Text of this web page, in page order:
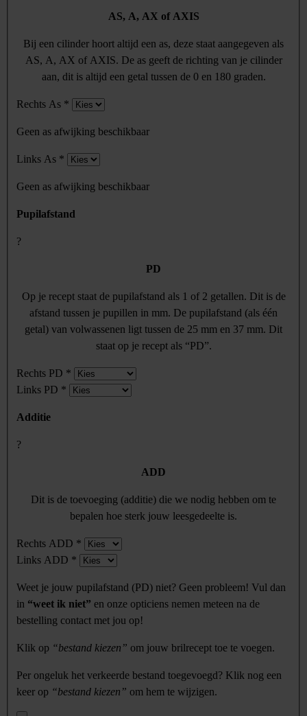
AS, A, AX of AXIS
Bij een cilinder hoort altijd een as, deze staat aangegeven als
AS, A, AX of AXIS. De as geeft de richting van je cilinder
aan, dit is altijd een getal tussen de 0 en 180 graden.
Rechts As *
Geen as afwijking beschikbaar
Links As *
Geen as afwijking beschikbaar
Pupilafstand
?
PD
Op je recept staat de pupilafstand als 1 of 2 getallen. Dit is de
afstand tussen je pupillen in mm. De pupilafstand (als één
getal) van volwassenen ligt tussen de 25 mm en 37 mm. Dit
staat op je recept als “PD”.
Rechts PD *
Links PD *
Additie
?
ADD
Dit is de toevoeging (additie) die we nodig hebben om te
bepalen hoe sterk jouw leesgedeelte is.
Rechts ADD *
Links ADD *
Weet je jouw pupilafstand (PD) niet? Geen probleem! Vul dan
in “weet ik niet” en onze opticiens nemen meteen na de
bestelling contact met jou op!
Klik op “bestand kiezen” om jouw brilrecept toe te voegen.
Per ongeluk het verkeerde bestand toegevoegd? Klik nog een
keer op “bestand kiezen” om hem te wijzigen.